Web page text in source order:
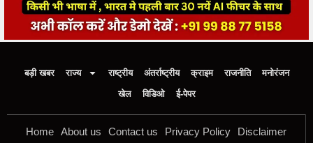
बड़ी खबर राज्य राष्ट्रीय अंतर्राष्ट्रीय क्राइम राजनीति
मनोरंजन
खेल
विडिओ ई-पेपर
Home About us Contact us Privacy Policy
Disclaimer